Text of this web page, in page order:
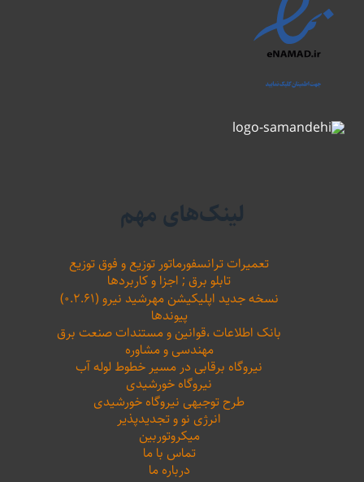
لینک‌های مهم
تعمیرات ترانسفورماتور توزیع و فوق توزیع
تابلو برق ; اجزا و کاربردها
نسخه جدید اپلیکیشن مهرشید نیرو (۰.۲.۶۱)
پیوندها
بانک اطلاعات ،‌قوانین و مستندات صنعت برق
مهندسی و مشاوره
نیروگاه برقابی در مسیر خطوط لوله آب
نیروگاه خورشیدی
طرح توجیهی نیروگاه خورشیدی
انرژی نو و تجدیدپذیر
میکروتوربین
تماس با ما
درباره ما